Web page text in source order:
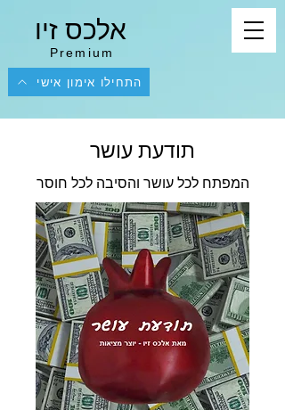
אלכס זיו
Premium
התחילו אימון אישי
תודעת עושר
המפתח לכל עושר והסיבה לכל חוסר